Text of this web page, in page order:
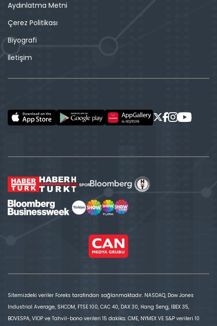
Aydınlatma Metni
Çerez Politikası
Biyografi
İletişim
Sitemizdeki veriler Foreks tarafından sağlanmaktadır. NASDAQ, Dow Jones
Industrial Average, SHCOM, FTSE 100, CAC 40, DAX 30, Hang Seng, IBEX 35,
BOVESPA, VİOP ve Tahvil-bono verileri 15 dakika; CME, NYMEX VE S&P verileri 10